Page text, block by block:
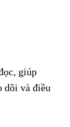
giúp
dõi và điều